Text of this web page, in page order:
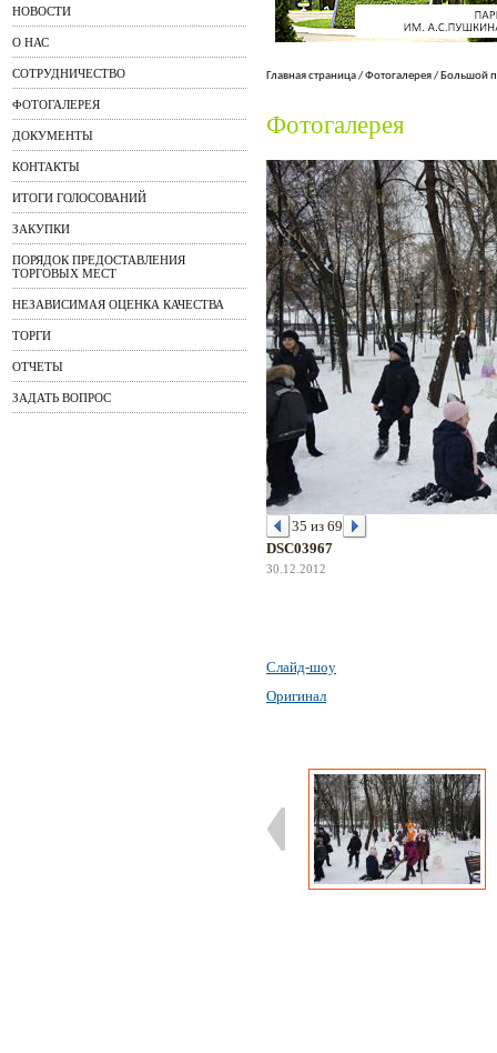
НОВОСТИ
О НАС
СОТРУДНИЧЕСТВО
ФОТОГАЛЕРЕЯ
ДОКУМЕНТЫ
КОНТАКТЫ
ИТОГИ ГОЛОСОВАНИЙ
ЗАКУПКИ
ПОРЯДОК ПРЕДОСТАВЛЕНИЯ
ТОРГОВЫХ МЕСТ
НЕЗАВИСИМАЯ ОЦЕНКА КАЧЕСТВА
ТОРГИ
ОТЧЕТЫ
ЗАДАТЬ ВОПРОС
Главная страница/Фотогалерея/ Большой
Фотогалерея
35 из 69
DSC03967
30.12.2012
Слайд-шоу
Оригинал